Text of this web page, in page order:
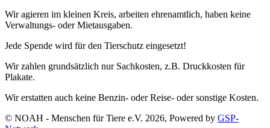
Wir agieren im kleinen Kreis, arbeiten ehrenamtlich, haben keine
Verwaltungs- oder Mietausgaben.
Jede Spende wird für den Tierschutz eingesetzt!
Wir zahlen grundsätzlich nur Sachkosten, z.B. Druckkosten für
Plakate.
Wir erstatten auch keine Benzin- oder Reise- oder sonstige Kosten.
© NOAH - Menschen für Tiere e.V. 2026, Powered by GSP-